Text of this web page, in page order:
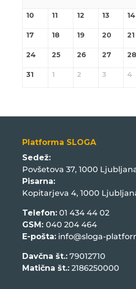
10 11 12 13 14
17 18 19 20 21
24 25 26 27 28
31 1 2 3 4
Platforma SLOGA
Sedež:
Povšetova 37, 1000
Pisarna:
Kopitarjeva 4, 1000
Telefon:01 434 44 02
GSM: 040 204 464
E-pošta: info@sloga-
Davčna št.:79012710
Matična št.:2186250000